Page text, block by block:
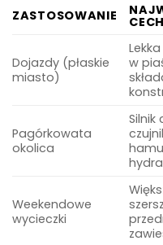
ZASTOSOWANIE
Dojazdy (płaskie
miasto)
w
Pagórkowata
okolica
Silnik
Weekendowe
wycieczki